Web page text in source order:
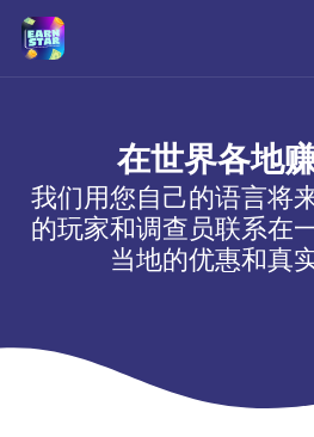
在世界各地
我们用您自己的语言将
的玩家和调查员联系在
当地的优惠和真